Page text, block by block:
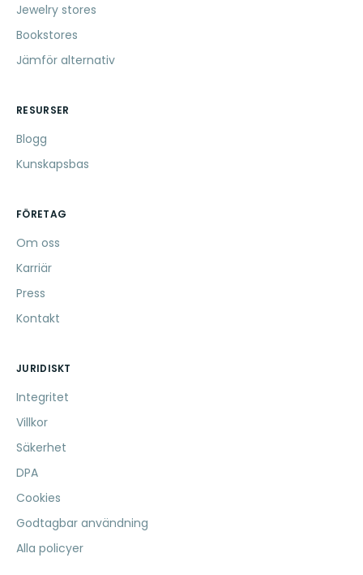
Jewelry stores
Bookstores
Jämför alternativ
RESURSER
Blogg
Kunskapsbas
FÖRETAG
Om oss
Karriär
Press
Kontakt
JURIDISKT
Integritet
Villkor
Säkerhet
DPA
Cookies
Godtagbar användning
Alla policyer